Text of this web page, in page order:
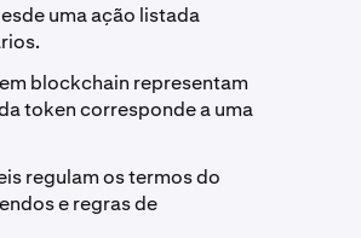
uma ação listada
blockchain representam
token corresponde a uma
regulam os termos do
e regras de